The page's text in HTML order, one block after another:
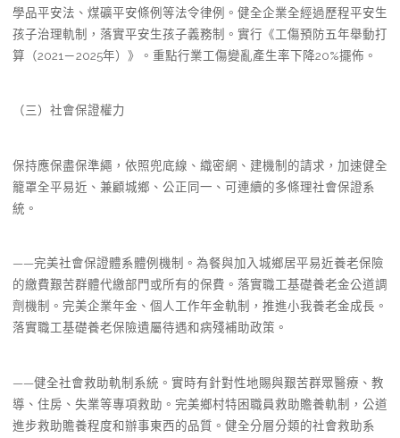
學品平安法、煤礦平安條例等法令律例。健全企業全經過歷程平安生
孩子治理軌制，落實平安生孩子義務制。實行《工傷預防五年舉動打
算（2021－2025年）》。重點行業工傷變亂產生率下降20%擺佈。
（三）社會保證權力
保持應保盡保準繩，依照兜底線、織密網、建機制的請求，加速健全
籠罩全平易近、兼顧城鄉、公正同一、可連續的多條理社會保證系
統。
——完美社會保證體系體例機制。為餐與加入城鄉居平易近養老保險
的繳費艱苦群體代繳部門或所有的保費。落實職工基礎養老金公道調
劑機制。完美企業年金、個人工作年金軌制，推進小我養老金成長。
落實職工基礎養老保險遺屬待遇和病殘補助政策。
——健全社會救助軌制系統。實時有針對性地賜與艱苦群眾醫療、教
導、住房、失業等專項救助。完美鄉村特困職員救助贍養軌制，公道
進步救助贍養程度和辦事東西的品質。健全分層分類的社會救助系